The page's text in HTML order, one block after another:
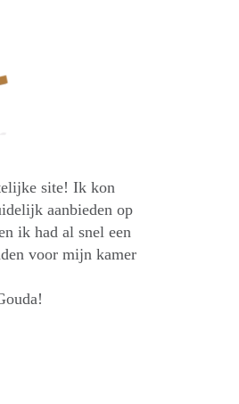
site! Ik kon
aanbieden op
ik had al snel een
voor mijn kamer